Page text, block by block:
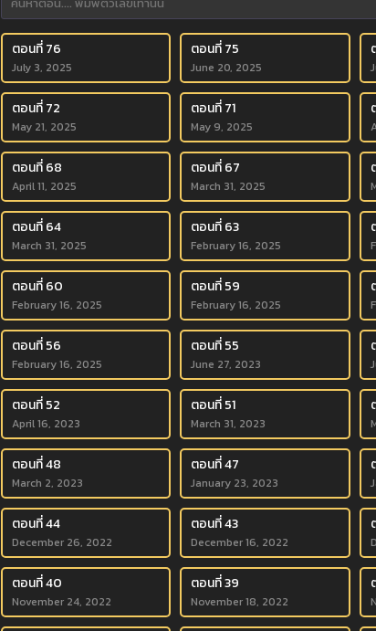
ตอนที่ 76
July 3, 2025
ตอนที่ 75
June 20, 2025
ตอนที่ 72
May 21, 2025
ตอนที่ 71
May 9, 2025
ตอนที่ 68
April 11, 2025
ตอนที่ 67
March 31, 2025
ตอนที่ 64
March 31, 2025
ตอนที่ 63
February 16, 2025
ตอนที่ 60
February 16, 2025
ตอนที่ 59
February 16, 2025
ตอนที่ 56
February 16, 2025
ตอนที่ 55
June 27, 2023
ตอนที่ 52
April 16, 2023
ตอนที่ 51
March 31, 2023
ตอนที่ 48
March 2, 2023
ตอนที่ 47
January 23, 2023
ตอนที่ 44
December 26, 2022
ตอนที่ 43
December 16, 2022
ตอนที่ 40
November 24, 2022
ตอนที่ 39
November 18, 2022